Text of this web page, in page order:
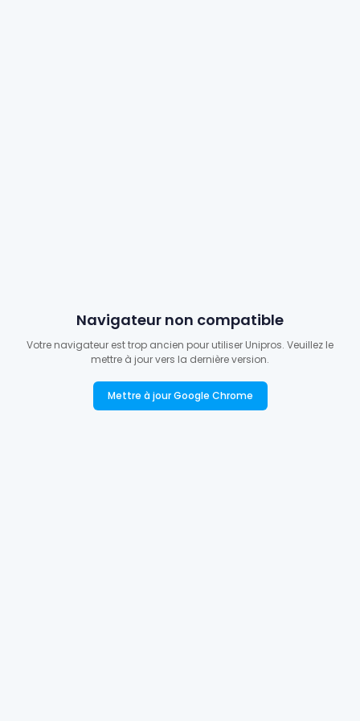
Navigateur non compatible
Votre navigateur est trop ancien pour utiliser Unipros. Veuillez le
mettre à jour vers la dernière version.
Mettre à jour Google Chrome